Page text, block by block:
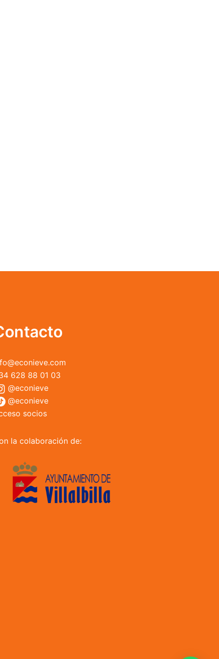
628 88 01 03
@econieve
@econieve
socios
la colaboración de: